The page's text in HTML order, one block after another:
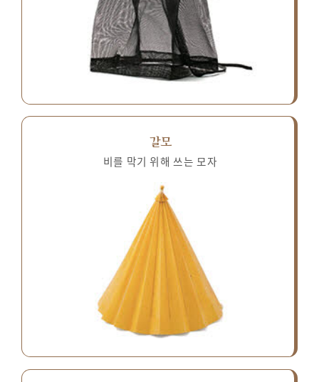
갈모
비를 막기 위해 쓰는 모자